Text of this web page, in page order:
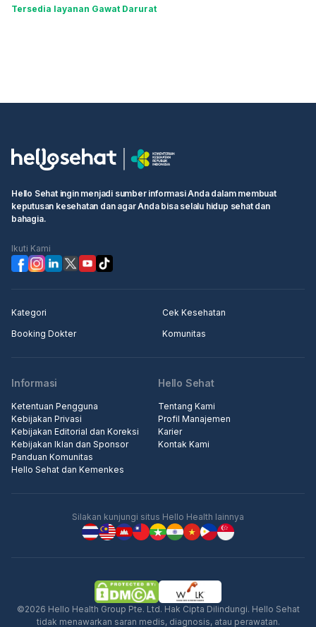
Tersedia layanan Gawat Darurat
Hello Sehat ingin menjadi sumber informasi Anda dalam membuat
keputusan kesehatan dan agar Anda bisa selalu hidup sehat dan
bahagia.
Ikuti Kami
Kategori
Cek Kesehatan
Booking Dokter
Komunitas
Informasi
Ketentuan Pengguna
Kebijakan Privasi
Kebijakan Editorial dan Koreksi
Kebijakan Iklan dan Sponsor
Panduan Komunitas
Hello Sehat dan Kemenkes
Hello Sehat
Tentang Kami
Profil Manajemen
Karier
Kontak Kami
Silakan kunjungi situs Hello Health lainnya
©2026 Hello Health Group Pte. Ltd. Hak Cipta Dilindungi. Hello Sehat
tidak menawarkan saran medis, diagnosis, atau perawatan.